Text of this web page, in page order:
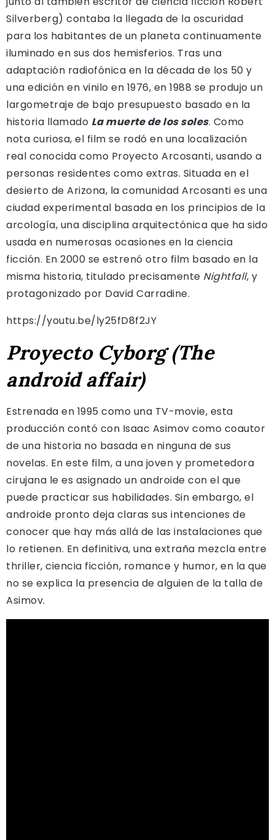
Silverberg) contaba la llegada de la oscuridad
para los habitantes de un planeta continuamente
iluminado en sus dos hemisferios. Tras una
adaptación radiofónica en la década de los 50 y
una edición en vinilo en 1976, en 1988 se produjo un
largometraje de bajo presupuesto basado en la
historia llamado La muerte de los soles. Como
nota curiosa, el film se rodó en una localización
real conocida como Proyecto Arcosanti, usando a
personas residentes como extras. Situada en el
desierto de Arizona, la comunidad Arcosanti es una
ciudad experimental basada en los principios de la
arcología, una disciplina arquitectónica que ha sido
usada en numerosas ocasiones en la ciencia
ficción. En 2000 se estrenó otro film basado en la
misma historia, titulado precisamente Nightfall, y
protagonizado por David Carradine.
https://youtu.be/ly25fD8f2JY
Proyecto Cyborg (The
android affair)
Estrenada en 1995 como una TV-movie, esta
producción contó con Isaac Asimov como coautor
de una historia no basada en ninguna de sus
novelas. En este film, a una joven y prometedora
cirujana le es asignado un androide con el que
puede practicar sus habilidades. Sin embargo, el
androide pronto deja claras sus intenciones de
conocer que hay más allá de las instalaciones que
lo retienen. En definitiva, una extraña mezcla entre
thriller, ciencia ficción, romance y humor, en la que
no se explica la presencia de alguien de la talla de
Asimov.